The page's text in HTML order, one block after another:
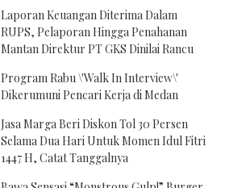
Laporan Keuangan Diterima Dalam
RUPS, Pelaporan Hingga Penahanan
Mantan Direktur PT GKS Dinilai Rancu
Program Rabu \'Walk In Interview\'
Dikerumuni Pencari Kerja di Medan
Jasa Marga Beri Diskon Tol 30 Persen
Selama Dua Hari Untuk Momen Idul Fitri
1447 H, Catat Tanggalnya